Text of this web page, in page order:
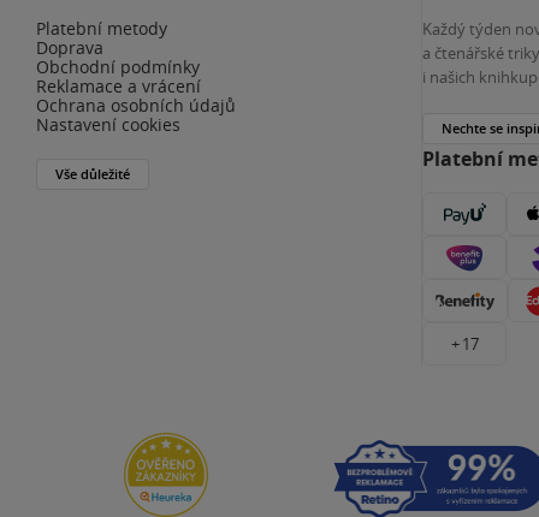
Platební metody
Doprava
Obchodní podmínky
Reklamace a vrácení
Ochrana osobních údajů
Nastavení cookies
Vše důležité
Každý týden
a čtenářské
i našich
Nechte se
Platební
+ 17